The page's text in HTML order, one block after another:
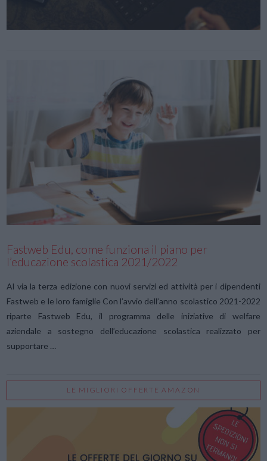
Fastweb Edu, come funziona il piano per
l’educazione scolastica 2021/2022
Al via la terza edizione con nuovi servizi ed attività per i dipendenti
Fastweb e le loro famiglie Con l’avvio dell’anno scolastico 2021-2022
riparte Fastweb Edu, il programma delle iniziative di welfare
aziendale a sostegno dell’educazione scolastica realizzato per
supportare …
LE MIGLIORI OFFERTE AMAZON